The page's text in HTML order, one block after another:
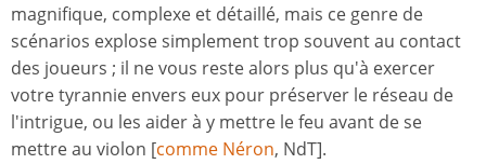
magnifique, complexe et détaillé, mais ce genre de
scénarios explose simplement trop souvent au contact
des joueurs ; il ne vous reste alors plus qu'à exercer
votre tyrannie envers eux pour préserver le réseau de
l'intrigue, ou les aider à y mettre le feu avant de se
mettre au violon [comme Néron, NdT].